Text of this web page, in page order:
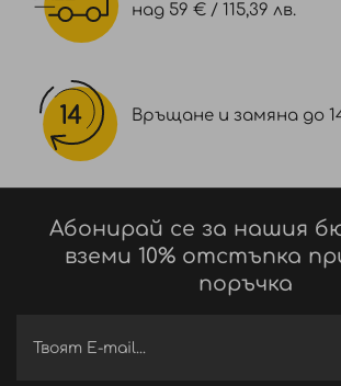
над 59 € / 115,39 лв.
Връщане и замяна до
Абонирай се за нашия
вземи 10% отстъпка
поръчка